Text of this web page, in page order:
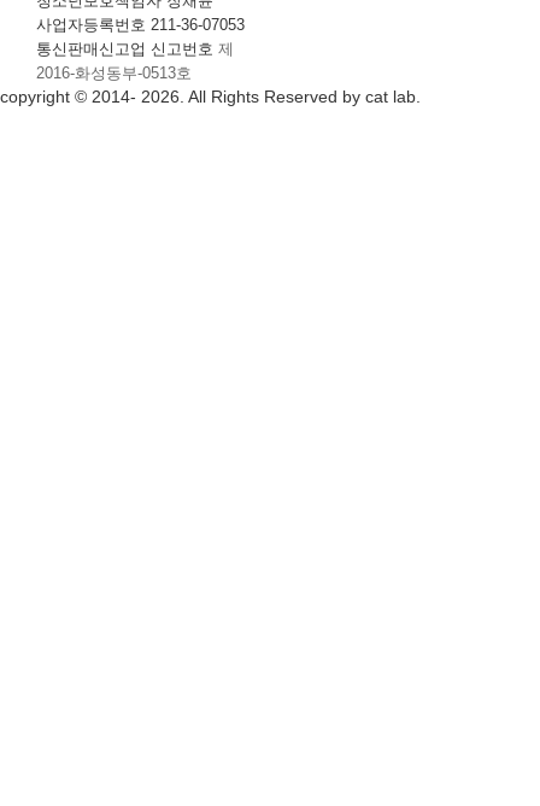
사업자등록번호 211-36-07053
통신판매신고업 신고번호 제
2016-화성동부-0513호
copyright © 2014- 2026. All Rights Reserved by cat lab.